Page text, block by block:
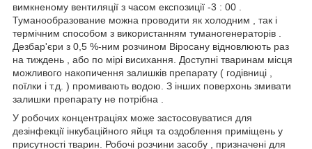
вимкненому вентиляції з часом експозиції -3 : 00 .
Туманообразование можна проводити як холодним , так і
термічним способом з використанням туманогенераторів .
Дезбар'єри з 0,5 %-ним розчином Віросану відновлюють раз
на тиждень , або по мірі висихання. Доступні тваринам місця
можливого накопичення залишків препарату ( годівниці ,
поїлки і т.д. ) промивають водою. З інших поверхонь змивати
залишки препарату не потрібна .
У робочих концентраціях може застосовуватися для
дезінфекції інкубаційного яйця та оздоблення приміщень у
присутності тварин. Робочі розчини засобу , призначені для